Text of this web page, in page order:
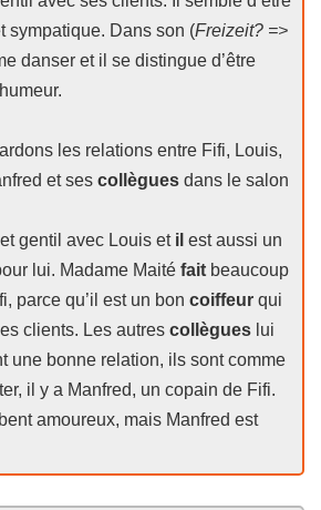
sympatique. Dans son (Freizeit? =>
danser et il se distingue d’être
les relations entre Fifi, Louis,
et ses collègues dans le salon
gentil avec Louis et il est aussi un
lui. Madame Maité fait beaucoup
parce qu’il est un bon coiffeur qui
clients. Les autres collègues lui
une bonne relation, ils sont comme
il y a Manfred, un copain de Fifi.
amoureux, mais Manfred est